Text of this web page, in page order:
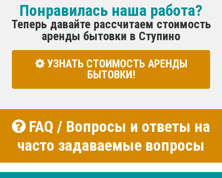
Понравилась наша работа?
Теперь давайте рассчитаем стоимость
аренды бытовки в Ступино
УЗНАТЬ СТОИМОСТЬ АРЕНДЫ
БЫТОВКИ!
FAQ / Вопросы и ответы на
часто задаваемые вопросы